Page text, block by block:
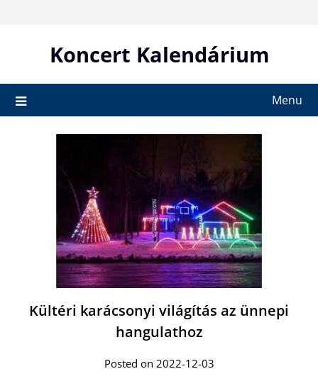
Koncert Kalendárium
Menu
Kültéri karácsonyi világítás az ünnepi
hangulathoz
Posted on 2022-12-03